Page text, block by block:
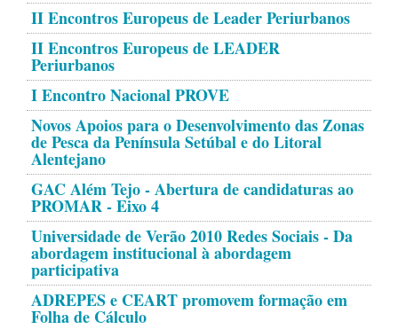
II Encontros Europeus de Leader Periurbanos
II Encontros Europeus de LEADER
Periurbanos
I Encontro Nacional PROVE
Novos Apoios para o Desenvolvimento das Zonas
de Pesca da Península Setúbal e do Litoral
Alentejano
GAC Além Tejo - Abertura de candidaturas ao
PROMAR - Eixo 4
Universidade de Verão 2010 Redes Sociais - Da
abordagem institucional à abordagem
participativa
ADREPES e CEART promovem formação em
Folha de Cálculo